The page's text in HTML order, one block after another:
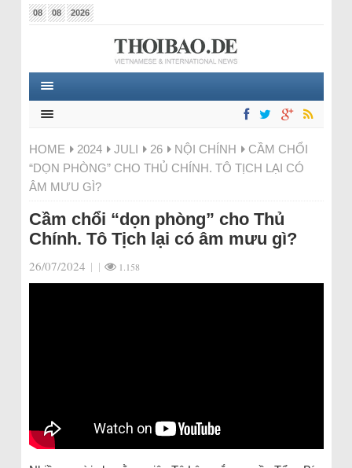
08 08 2026
HOME 2024 JULI 26 NỘI CHÍNH
CẦM CHỔI
“DỌN PHÒNG” CHO THỦ CHÍNH. TÔ TỊCH LẠI CÓ
ÂM MƯU GÌ?
Cầm chổi “dọn phòng” cho Thủ
Chính. Tô Tịch lại có âm mưu gì?
26/07/2024 | | 1.158